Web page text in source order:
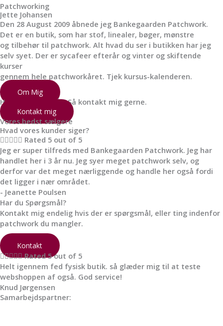
Patchworking
Jette Johansen
Den 28 August 2009 åbnede jeg Bankegaarden Patchwork.
Det er en butik, som har stof, linealer, bøger, mønstre
og tilbehør til patchwork. Alt hvad du ser i butikken har jeg
selv syet. Der er sycafeer efterår og vinter og skiftende
kurser
gennem hele patchworkåret. Tjek kursus-kalenderen.
Om Mig
Har du spørgsmål? Så kontakt mig gerne.
Kontakt mig
Vores bedst sælgere
Hvad vores kunder siger?
 Rated 5 out of 5
Jeg er super tilfreds med Bankegaarden Patchwork. Jeg har
handlet her i 3 år nu. Jeg syer meget patchwork selv, og
derfor var det meget nærliggende og handle her også fordi
det ligger i nær området.
- Jeanette Poulsen
Har du Spørgsmål?
Kontakt mig endelig hvis der er spørgsmål, eller ting indenfor
patchwork du mangler.
Kontakt
 Rated 5 out of 5
Helt igennem fed fysisk butik. så glæder mig til at teste
webshoppen af også. God service!
Knud Jørgensen
Samarbejdspartner: